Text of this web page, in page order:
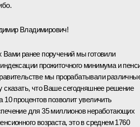
Владимирович!
ранее поручений мы готовили
прожиточного минимума и
мы прорабатывали
сказать, что Ваше сегодняшнее решение
10 процентов позволит увеличить
для 35 миллионов неработающих
возраста, это в среднем 1760